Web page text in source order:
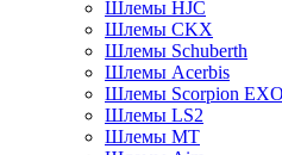
Шлемы HJC
Шлемы CKX
Шлемы Schuberth
Шлемы Acerbis
Шлемы Scorpion EXO
Шлемы LS2
Шлемы MT